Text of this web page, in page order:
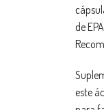
de
este